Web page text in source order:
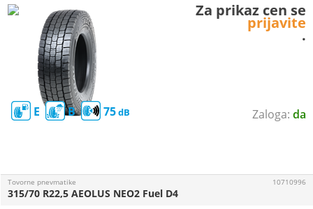
da
E B 75
Za prikaz cen se
prijavite
.
Tovorne pnevmatike
315/70 R22,5 AEOLUS NEO2 Fuel D4
10710996